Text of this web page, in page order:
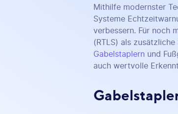
Mithilfe modernster
Systeme
verbessern. Für noch
(RTLS) als
Gabelstaplern und
auch wertvolle